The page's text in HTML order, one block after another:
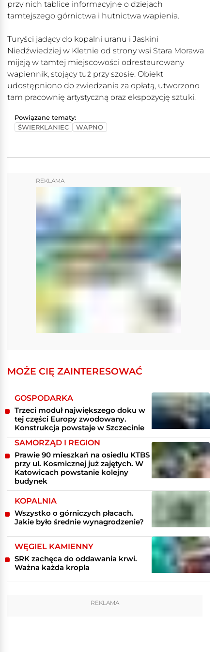
przy nich tablice informacyjne o dziejach
tamtejszego górnictwa i hutnictwa wapienia.
Turyści jadący do kopalni uranu i Jaskini
Niedźwiedziej w Kletnie od strony wsi Stara Morawa
mijają w tamtej miejscowości odrestaurowany
wapiennik, stojący tuż przy szosie. Obiekt
udostępniono do zwiedzania za opłatą, utworzono
tam pracownię artystyczną oraz ekspozycję sztuki.
Powiązane tematy:
ŚWIERKLANIEC
WAPNO
REKLAMA
MOŻE CIĘ ZAINTERESOWAĆ
GOSPODARKA
Trzeci moduł największego doku w
tej części Europy zwodowany.
Konstrukcja powstaje w Szczecinie
SAMORZĄD I REGION
Prawie 90 mieszkań na osiedlu KTBS
przy ul. Kosmicznej już zajętych. W
Katowicach powstanie kolejny
budynek
KOPALNIA
Wszystko o górniczych płacach.
Jakie było średnie wynagrodzenie?
WĘGIEL KAMIENNY
SRK zachęca do oddawania krwi.
Ważna każda kropla
REKLAMA